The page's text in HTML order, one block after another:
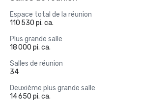
Espace total de la réunion
110 530 pi. ca.
Plus grande salle
18 000 pi. ca.
Salles de réunion
34
Deuxième plus grande salle
14 650 pi. ca.